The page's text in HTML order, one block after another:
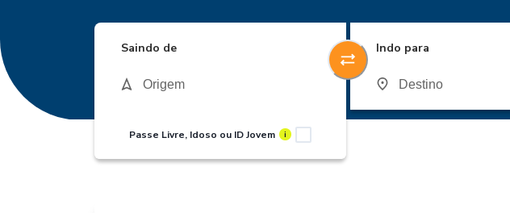
Saindo de
Passe Livre, Idoso ou ID Jovem i
Indo para